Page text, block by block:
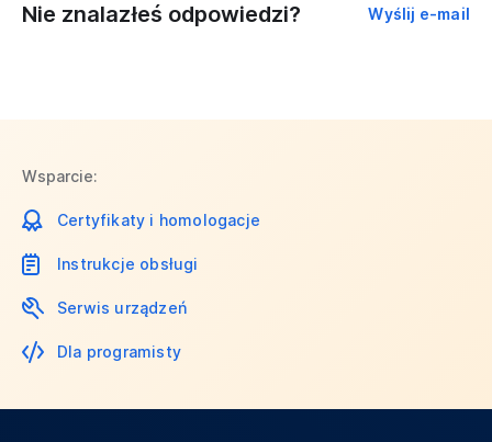
Nie znalazłeś odpowiedzi? Wyślij e-mail
Wsparcie:
Certyfikaty i homologacje
Instrukcje obsługi
Serwis urządzeń
Dla programisty